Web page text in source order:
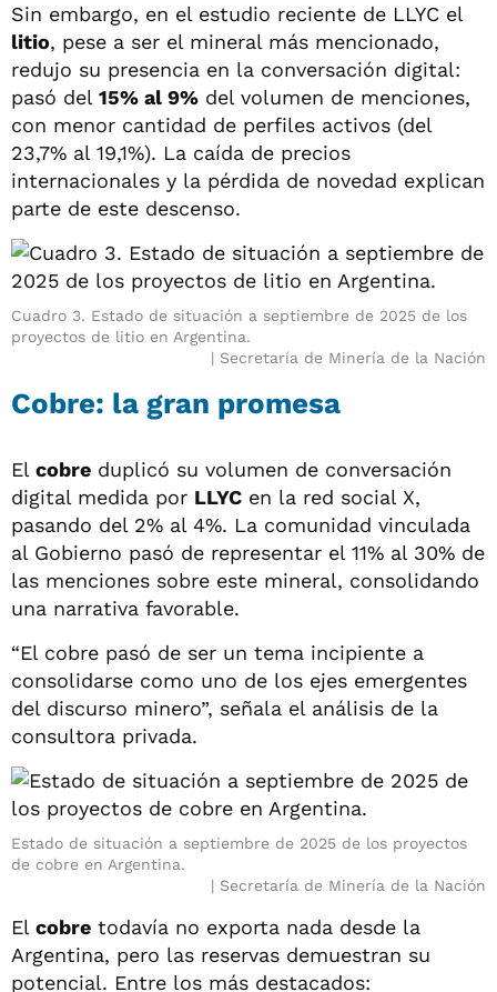
Sin embargo, en el estudio reciente de LLYC el
litio, pese a ser el mineral más mencionado,
redujo su presencia en la conversación digital:
pasó del 15% al 9% del volumen de menciones,
con menor cantidad de perfiles activos (del
23,7% al 19,1%). La caída de precios
internacionales y la pérdida de novedad explican
parte de este descenso.
Cuadro 3. Estado de situación a septiembre de 2025 de los
proyectos de litio en Argentina.
Secretaría de Minería de la Nación
Cobre: la gran promesa
El cobre duplicó su volumen de conversación
digital medida por LLYC en la red social X,
pasando del 2% al 4%. La comunidad vinculada
al Gobierno pasó de representar el 11% al 30% de
las menciones sobre este mineral, consolidando
una narrativa favorable.
“El cobre pasó de ser un tema incipiente a
consolidarse como uno de los ejes emergentes
del discurso minero”, señala el análisis de la
consultora privada.
Estado de situación a septiembre de 2025 de los proyectos
de cobre en Argentina.
Secretaría de Minería de la Nación
El cobre todavía no exporta nada desde la
Argentina, pero las reservas demuestran su
potencial. Entre los más destacados: